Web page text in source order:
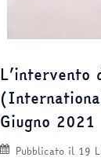
L’intervento
Giugno 2021
Pubblicato il 19